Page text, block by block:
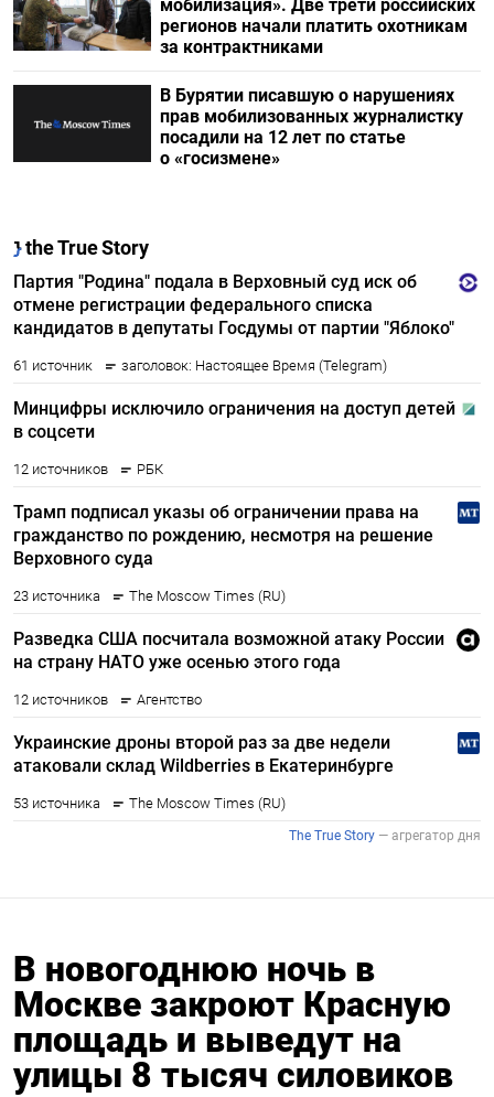
мобилизация». Две трети российских
регионов начали платить охотникам
за контрактниками
В Бурятии писавшую о нарушениях
прав мобилизованных журналистку
посадили на 12 лет по статье
о «госизмене»
В новогоднюю ночь в
Москве закроют Красную
площадь и выведут на
улицы 8 тысяч силовиков